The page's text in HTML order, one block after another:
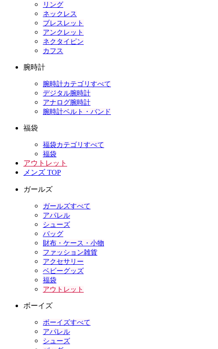
リング
ネックレス
ブレスレット
アンクレット
ネクタイピン
カフス
腕時計
腕時計カテゴリすべて
デジタル腕時計
アナログ腕時計
腕時計ベルト・バンド
福袋
福袋カテゴリすべて
福袋
アウトレット
メンズ TOP
ガールズ
ガールズすべて
アパレル
シューズ
バッグ
財布・ケース・小物
ファッション雑貨
アクセサリー
ベビーグッズ
福袋
アウトレット
ボーイズ
ボーイズすべて
アパレル
シューズ